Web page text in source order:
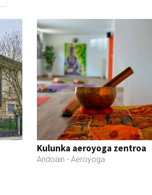
Kulunka aeroyoga zentroa
Andoain - Aeroyoga